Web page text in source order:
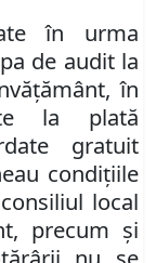
în urma
de audit la
în
la plată
gratuit
condiţiile
local
precum şi